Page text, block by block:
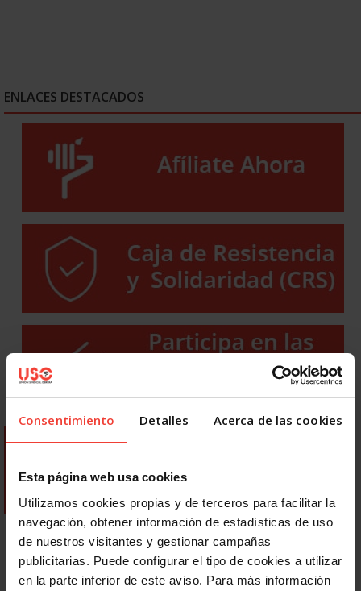
Consentimiento Detalles Acerca de las cookies
Esta página web usa cookies
Utilizamos cookies propias y de terceros para facilitar la
navegación, obtener información de estadísticas de uso
de nuestros visitantes y gestionar campañas
publicitarias. Puede configurar el tipo de cookies a utilizar
en la parte inferior de este aviso. Para más información
ENLACES DESTACADOS